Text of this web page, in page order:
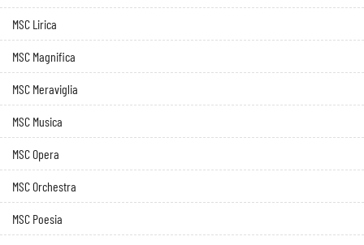
MSC Lirica
MSC Magnifica
MSC Meraviglia
MSC Musica
MSC Opera
MSC Orchestra
MSC Poesia